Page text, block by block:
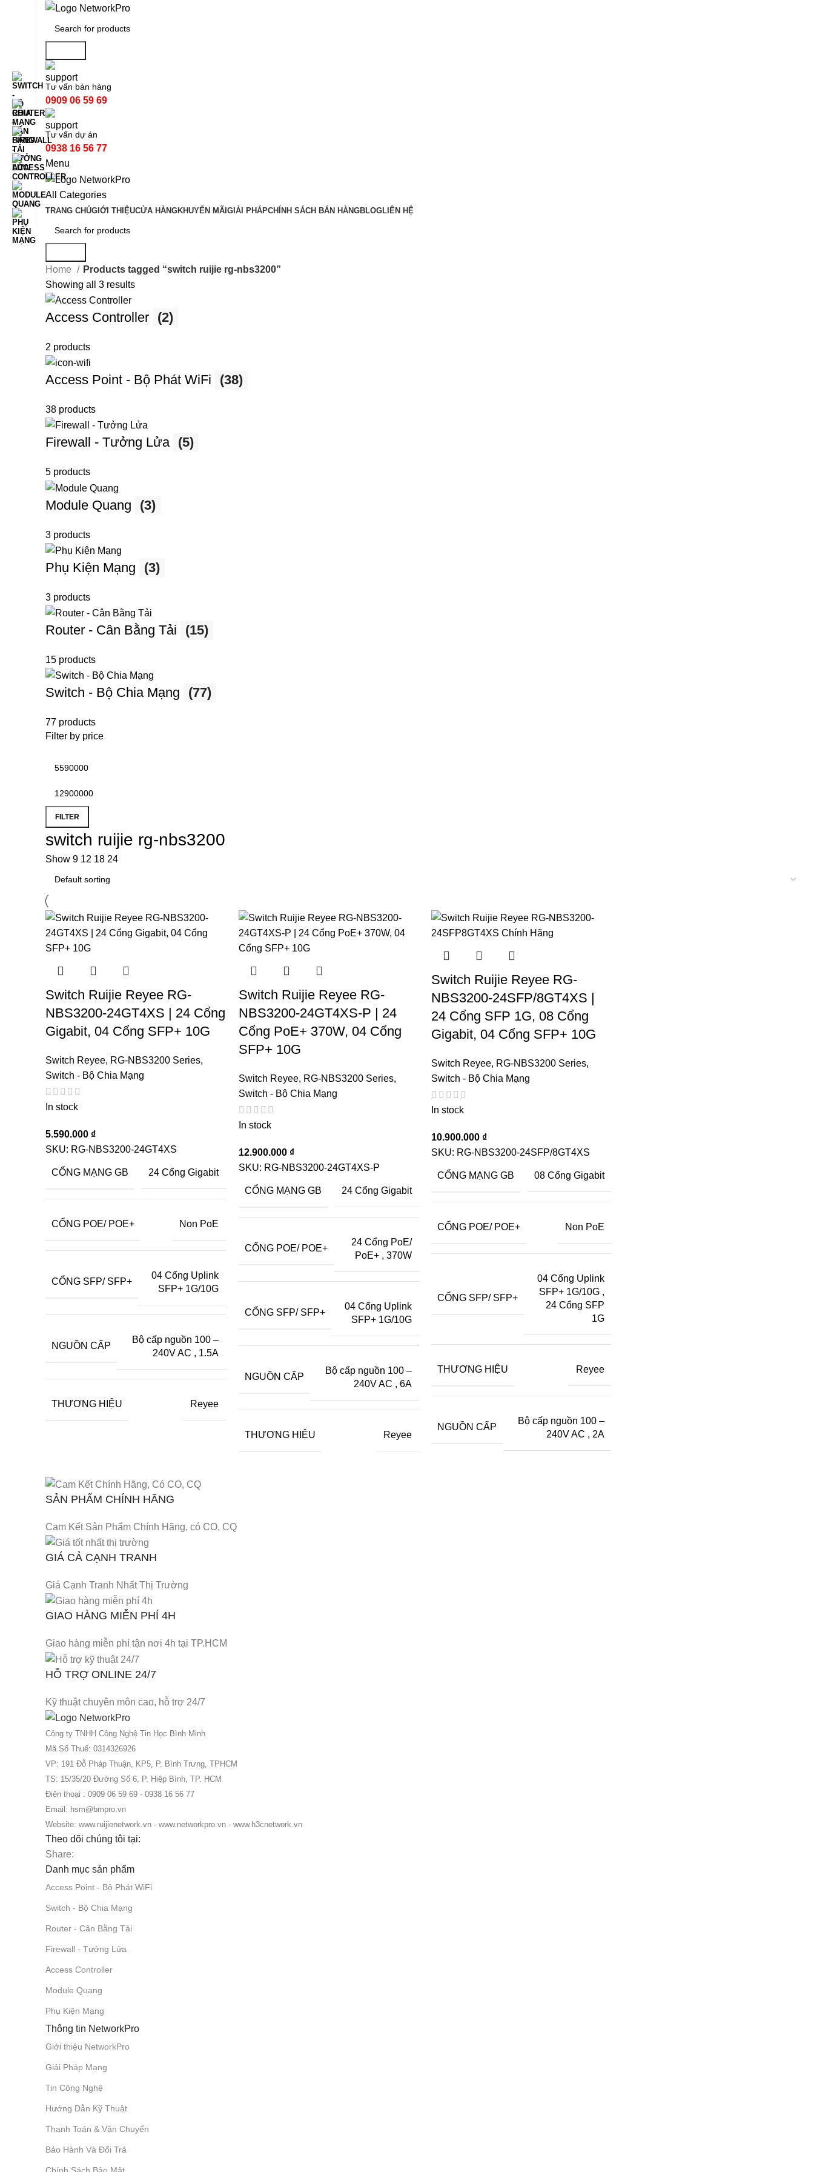
Tư vấn bán hàng
0909 06 59 69
Tư vấn dự án
0938 16 56 77
Menu
All Categories
TRANG CHỦGIỚI THIỆUCỬA HÀNGKHUYẾN MÃIGIẢI PHÁPCHÍNH SÁCH BÁN HÀNGBLOGLIÊN HỆ
Home
Products tagged “switch ruijie rg-nbs3200”
Showing all 3 results
Access Controller (2)
2 products
Access Point - Bộ Phát WiFi (38)
38 products
Firewall - Tưởng Lửa (5)
5 products
Module Quang (3)
3 products
Phụ Kiện Mạng (3)
3 products
Router - Cân Bằng Tải (15)
15 products
Switch - Bộ Chia Mạng (77)
77 products
Filter by price
FILTER
switch ruijie rg-nbs3200
Show 9 12 18 24
Switch Ruijie Reyee RG-
NBS3200-24GT4XS | 24 Cổng
Gigabit, 04 Cổng SFP+ 10G
Switch Reyee, RG-NBS3200 Series,
Switch - Bộ Chia Mạng
In stock
5.590.000 ₫
SKU: RG-NBS3200-24GT4XS
CỔNG MẠNG GB 24 Cổng Gigabit
CỔNG POE/ POE+ Non PoE
CỔNG SFP/ SFP+
04 Cổng Uplink
SFP+ 1G/10G
NGUỒN CẤP
Bộ cấp nguồn 100 –
240V AC , 1.5A
THƯƠNG HIỆU Reyee
Switch Ruijie Reyee RG-
NBS3200-24GT4XS-P | 24
Cổng PoE+ 370W, 04 Cổng
SFP+ 10G
Switch Reyee, RG-NBS3200 Series,
Switch - Bộ Chia Mạng
In stock
12.900.000 ₫
SKU: RG-NBS3200-24GT4XS-P
CỔNG MẠNG GB 24 Cổng Gigabit
CỔNG POE/ POE+
24 Cổng PoE/
PoE+ , 370W
CỔNG SFP/ SFP+
04 Cổng Uplink
SFP+ 1G/10G
NGUỒN CẤP
Bộ cấp nguồn 100 –
240V AC , 6A
THƯƠNG HIỆU Reyee
Switch Ruijie Reyee RG-
NBS3200-24SFP/8GT4XS |
24 Cổng SFP 1G, 08 Cổng
Gigabit, 04 Cổng SFP+ 10G
Switch Reyee, RG-NBS3200 Series,
Switch - Bộ Chia Mạng
In stock
10.900.000 ₫
SKU: RG-NBS3200-24SFP/8GT4XS
CỔNG MẠNG GB 08 Cổng Gigabit
CỔNG POE/ POE+ Non PoE
CỔNG SFP/ SFP+
04 Cổng Uplink
SFP+ 1G/10G ,
24 Cổng SFP
1G
THƯƠNG HIỆU Reyee
NGUỒN CẤP
Bộ cấp nguồn 100 –
240V AC , 2A
SẢN PHẨM CHÍNH HÃNG
Cam Kết Sản Phẩm Chính Hãng, có CO, CQ
GIÁ CẢ CẠNH TRANH
Giá Cạnh Tranh Nhất Thị Trường
GIAO HÀNG MIỄN PHÍ 4H
Giao hàng miễn phí tận nơi 4h tại TP.HCM
HỖ TRỢ ONLINE 24/7
Kỹ thuật chuyên môn cao, hỗ trợ 24/7
Công ty TNHH Công Nghệ Tin Học Bình Minh
Mã Số Thuế: 0314326926
VP: 191 Đỗ Pháp Thuận, KP5, P. Bình Trưng, TPHCM
TS: 15/35/20 Đường Số 6, P. Hiệp Bình, TP. HCM
Điện thoại : 0909 06 59 69 - 0938 16 56 77
Email: hsm@bmpro.vn
Website: www.ruijienetwork.vn - www.networkpro.vn - www.h3cnetwork.vn
Theo dõi chúng tôi tại:
Share:
Danh mục sản phẩm
Access Point - Bộ Phát WiFi
Switch - Bộ Chia Mạng
Router - Cân Bằng Tải
Firewall - Tưởng Lửa
Access Controller
Module Quang
Phụ Kiện Mạng
Thông tin NetworkPro
Giới thiệu NetworkPro
Giải Pháp Mạng
Tin Công Nghệ
Hướng Dẫn Kỹ Thuật
Thanh Toán & Vận Chuyển
Bảo Hành Và Đổi Trả